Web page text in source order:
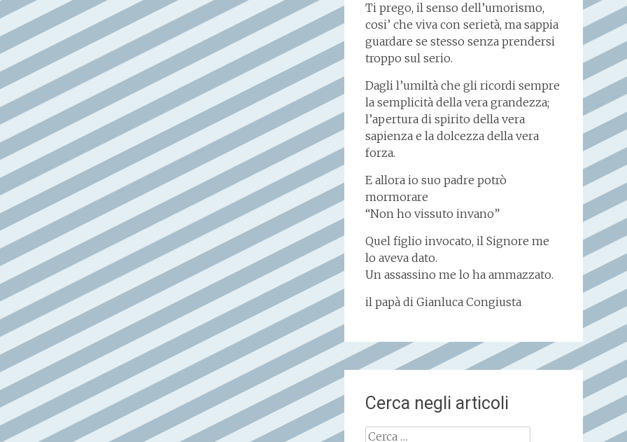
Ti prego, il senso dell’umorismo,
cosi’ che viva con serietà, ma sappia
guardare se stesso senza prendersi
troppo sul serio.
Dagli l’umiltà che gli ricordi sempre
la semplicità della vera grandezza;
l’apertura di spirito della vera
sapienza e la dolcezza della vera
forza.
E allora io suo padre potrò
mormorare
“Non ho vissuto invano”
Quel figlio invocato, il Signore me
lo aveva dato.
Un assassino me lo ha ammazzato.
il papà di Gianluca Congiusta
Cerca negli articoli
Ricerca